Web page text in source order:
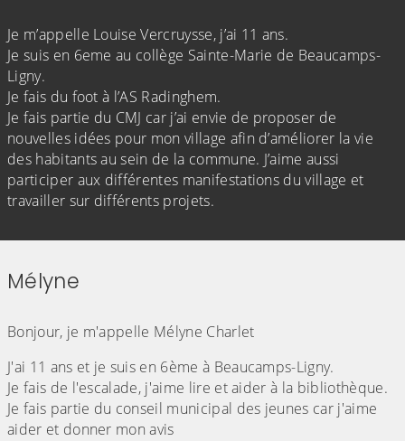
Je m’appelle Louise Vercruysse, j’ai 11 ans.
Je suis en 6eme au collège Sainte-Marie de Beaucamps-
Ligny.
Je fais du foot à l’AS Radinghem.
Je fais partie du CMJ car j’ai envie de proposer de
nouvelles idées pour mon village afin d’améliorer la vie
des habitants au sein de la commune. J’aime aussi
participer aux différentes manifestations du village et
travailler sur différents projets.
Mélyne
Bonjour, je m'appelle Mélyne Charlet
J'ai 11 ans et je suis en 6ème à Beaucamps-Ligny.
Je fais de l'escalade, j'aime lire et aider à la bibliothèque.
Je fais partie du conseil municipal des jeunes car j'aime
aider et donner mon avis